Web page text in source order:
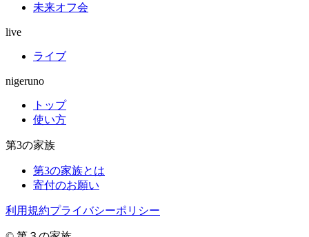
未来オフ会
live
ライブ
nigeruno
トップ
使い方
第3の家族
第3の家族とは
寄付のお願い
利用規約プライバシーポリシー